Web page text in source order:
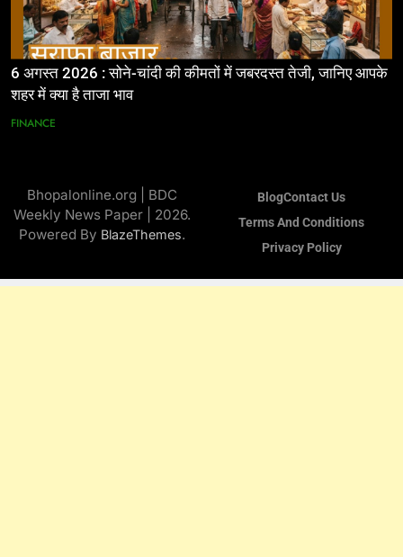
6 अगस्त 2026 : सोने-चांदी की कीमतों में जबरदस्त तेजी, जानिए आपके
शहर में क्या है ताजा भाव
FINANCE
Bhopalonline.org | BDC
Weekly News Paper | 2026.
Powered By BlazeThemes.
BlogContact Us
Terms And Conditions
Privacy Policy